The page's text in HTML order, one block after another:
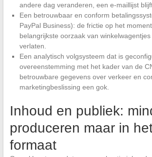
andere dag veranderen, een e-maillijst
Een betrouwbaar en conform
PayPal Business): de frictie op het
belangrijkste oorzaak van
verlaten.
Een analytisch volgsysteem dat is
overeenstemming met het kader van de
betrouwbare gegevens over verkeer en
marketingbeslissing een gok.
Inhoud en publiek:
produceren maar in
formaat